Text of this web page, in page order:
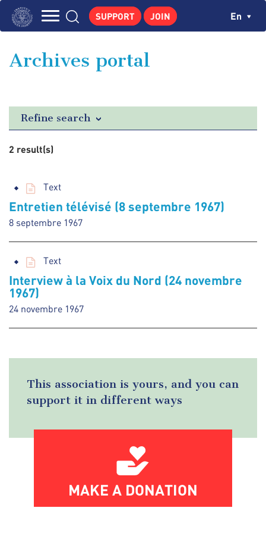
Skip
principale
GEORGES POMPIDOU
PUBLICATIONS
NEWS
SUPPORT JOIN En
Archives portal
Refine search
2 result(s)
Text
Entretien télévisé (8 septembre 1967)
8 septembre 1967
Text
Interview à la Voix du Nord (24 novembre
1967)
24 novembre 1967
This association is yours, and you can
support it in different ways
MAKE A DONATION
Cookies management panel